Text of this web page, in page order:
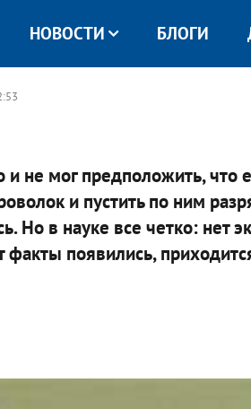
НОВОСТИ БЛОГИ
не мог предположить, что
и пустить по ним
Но в науке все четко: нет
появились,